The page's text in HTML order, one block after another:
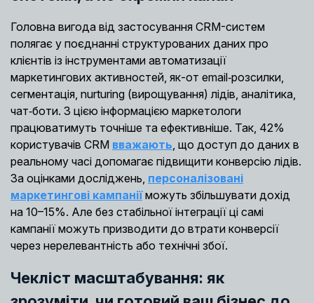
Головна вигода від застосування CRM-систем
полягає у поєднанні структурованих даних про
клієнтів із інструментами автоматизації
маркетингових активностей, як-от email‑розсилки,
сегментація, nurturing (вирощування) лідів, аналітика,
чат‑боти. З цією інформацією маркетологи
працюватимуть точніше та ефективніше. Так, 42%
користувачів CRM вважають, що доступ до даних в
реальному часі допомагає підвищити конверсію лідів.
За оцінками досліджень, персоналізовані
маркетингові кампаніїможуть збільшувати дохід
на 10–15%. Але без стабільної інтеграції ці самі
кампанії можуть призводити до втрати конверсії
через нерелевантність або технічні збої.
Чекліст масштабування: як